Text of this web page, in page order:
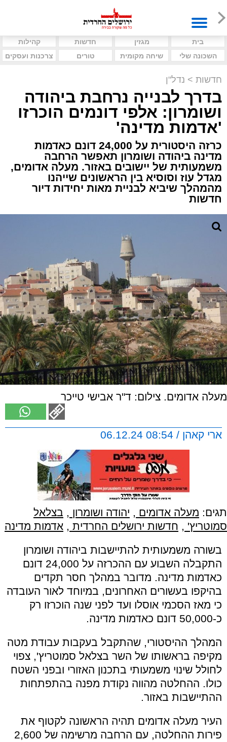
בית מגזין חדשות
קהילות
השכונה שלי
שיחה מקומית טורים צרכנות ועסקים
חדשות > נדל"ן
בדרך לבנייה נרחבת ביהודה
ושומרון: אלפי דונמים הוכרזו
'אדמות מדינה'
כרזה היסטורית על 24,000 דונם כאדמות
מדינה ביהודה ושומרון תאפשר הרחבה
משמעותית של יישובים באזור. מעלה אדומים,
מגדל עוז וסוסיא בין הראשונים שייהנו
מהמהלך שיביא לבניית מאות יחידות דיור
חדשות
מעלה אדומים. צילום: ד"ר אבישי טייכר
ארי קאהן / 08:54 06.12.24
תגים: מעלה אדומים , יהודה ושומרון , בצלאל
סמוטריץ' , חדשות ירושלים החרדית , אדמות מדינה
בשורה משמעותית להתיישבות ביהודה ושומרון
התקבלה השבוע עם ההכרזה על 24,000 דונם
כאדמות מדינה. מדובר במהלך חסר תקדים
בהיקפו בעשורים האחרונים, במיוחד לאור העובדה
כי מאז הסכמי אוסלו ועד לפני שנה הוכרזו רק
כ-50,000 דונם כאדמות מדינה.
המהלך ההיסטורי, שהתקבל בעקבות עבודת מטה
מקיפה בראשותו של השר בצלאל סמוטריץ', צפוי
לחולל שינוי משמעותי בתכנון האזורי ובפני השטח
כולו. ההחלטה מהווה נקודת מפנה בהתפתחות
ההתיישבות באזור.
העיר מעלה אדומים תהיה הראשונה לקטוף את
פירות ההחלטה, עם הרחבה מרשימה של 2,600